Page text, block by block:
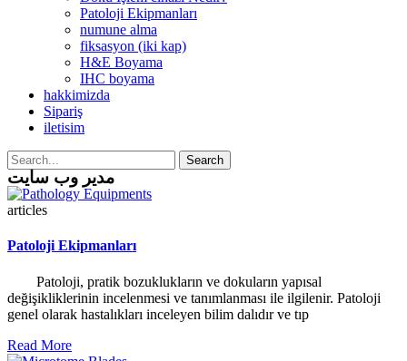
Patoloji Ekipmanları
numune alma
fiksasyon (iki kap)
H&E Boyama
IHC boyama
hakkimizda
Sipariş
iletisim
Search
مدیر وب سایت
articles
Patoloji Ekipmanları
Patoloji, pratik bozuklukların ve dokuların yapısal
değişikliklerinin incelenmesi ve tanımlanması ile ilgilenir. Patoloji
genel olarak hastalıkları inceleyen bilim dalıdır ve tıp
Read More